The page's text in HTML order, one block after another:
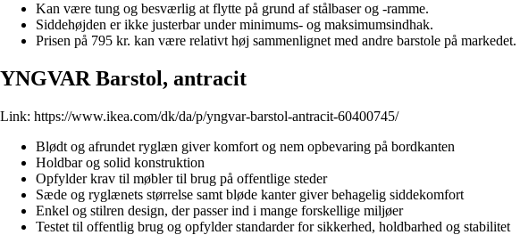
Kan være tung og besværlig at flytte på grund af stålbaser og -ramme.
Siddehøjden er ikke justerbar under minimums- og maksimumsindhak.
Prisen på 795 kr. kan være relativt høj sammenlignet med andre barstole på markedet.
YNGVAR Barstol, antracit
Link: https://www.ikea.com/dk/da/p/yngvar-barstol-antracit-60400745/
Blødt og afrundet ryglæn giver komfort og nem opbevaring på bordkanten
Holdbar og solid konstruktion
Opfylder krav til møbler til brug på offentlige steder
Sæde og ryglænets størrelse samt bløde kanter giver behagelig siddekomfort
Enkel og stilren design, der passer ind i mange forskellige miljøer
Testet til offentlig brug og opfylder standarder for sikkerhed, holdbarhed og stabilitet